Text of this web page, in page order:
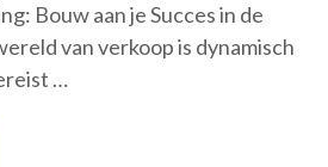
Bouw aan je Succes in de
van verkoop is dynamisch
…